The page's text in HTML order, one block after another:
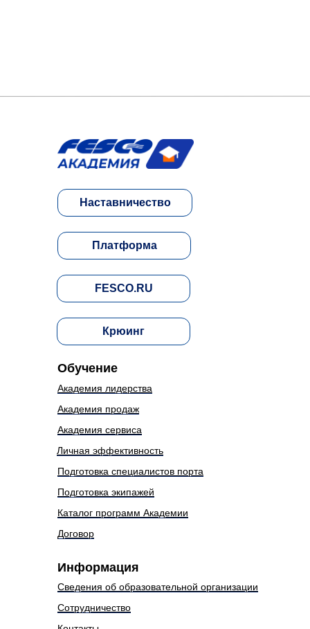
Сотрудничество
Сведения об образовательной организации
Информация
Договор
Каталог программ Академии
Подготовка экипажей
Подготовка специалистов порта
Академия продаж
Академия сервиса
Личная эффективность
Академия лидерства
Обучение
Наставничество
Платформа
FESCO.RU
Крюинг